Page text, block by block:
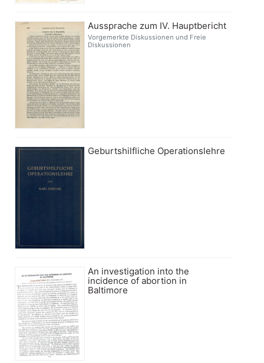
Aussprache zum IV. Hauptbericht
Vorgemerkte Diskussionen und Freie
Diskussionen
Geburtshilfliche Operationslehre
An investigation into the
incidence of abortion in
Baltimore